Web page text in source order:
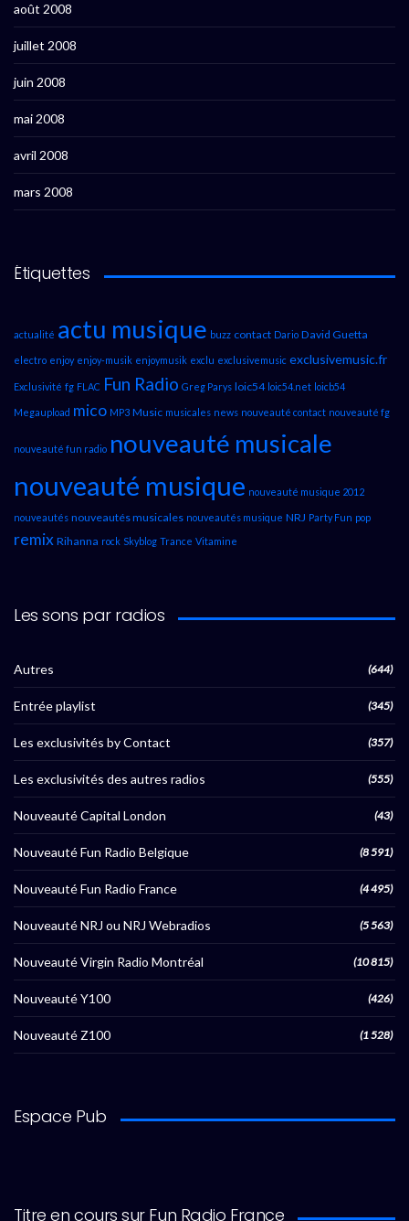
août 2008
juillet 2008
juin 2008
mai 2008
avril 2008
mars 2008
Étiquettes
actualité actu musique buzz contact Dario David Guetta
electro enjoy enjoy-musik enjoymusik exclu exclusivemusic exclusivemusic.fr
Exclusivité fg FLAC Fun Radio Greg Parys loic54 loic54.net loicb54
Megaupload mico MP3 Music musicales news nouveauté contact nouveauté fg
nouveauté fun radio nouveauté musicale
nouveauté musique nouveauté musique 2012
nouveautés nouveautés musicales nouveautés musique NRJ Party Fun pop
remix Rihanna rock Skyblog Trance Vitamine
Les sons par radios
Autres (644)
Entrée playlist (345)
Les exclusivités by Contact (357)
Les exclusivités des autres radios (555)
Nouveauté Capital London (43)
Nouveauté Fun Radio Belgique (8 591)
Nouveauté Fun Radio France (4 495)
Nouveauté NRJ ou NRJ Webradios (5 563)
Nouveauté Virgin Radio Montréal (10 815)
Nouveauté Y100 (426)
Nouveauté Z100 (1 528)
Espace Pub
Titre en cours sur Fun Radio France